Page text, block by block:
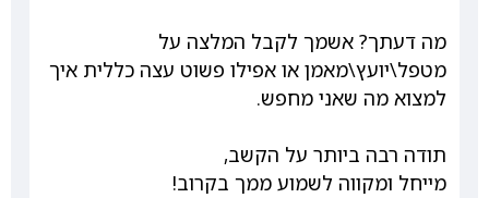
מה דעתך? אשמך לקבל המלצה על
מטפל\יועץ\מאמן או אפילו פשוט עצה כללית איך
למצוא מה שאני מחפש.
תודה רבה ביותר על הקשב,
מייחל ומקווה לשמוע ממך בקרוב!